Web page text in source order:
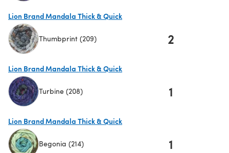
Lion Brand Mandala Thick & Quick
Thumbprint (209) 2
Lion Brand Mandala Thick & Quick
Turbine (208) 1
Lion Brand Mandala Thick & Quick
Begonia (214) 1